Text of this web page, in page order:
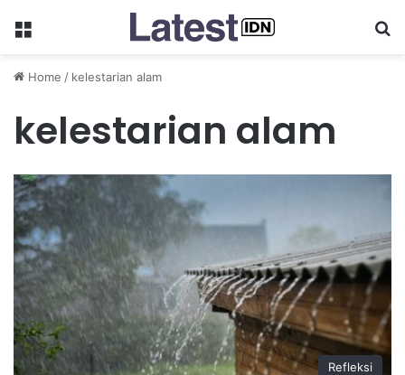
Menu
Home / kelestarian alam
kelestarian alam
Refleksi